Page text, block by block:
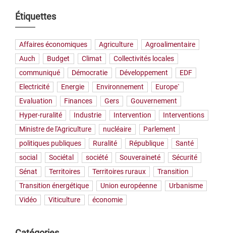
Étiquettes
Affaires économiques Agriculture
Agroalimentaire
Auch
Budget Climat
Collectivités locales
communiqué
Démocratie Développement
EDF
Electricité
Energie Environnement
Europe`
Evaluation
Finances Gers
Gouvernement
Hyper-ruralité
Industrie Intervention
Interventions
Ministre de l'Agriculture
nucléaire
Parlement
politiques publiques
Ruralité République
Santé
social
Sociétal société Souveraineté
Sécurité
Sénat
Territoires Territoires ruraux
Transition
Transition énergétique
Union européenne
Urbanisme
Vidéo
Viticulture économie